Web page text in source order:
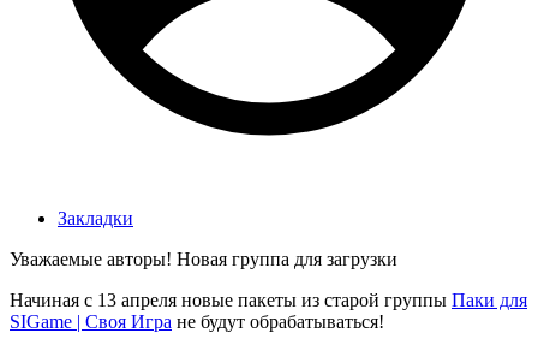
Закладки
Уважаемые авторы! Новая группа для загрузки
Начиная с 13 апреля новые пакеты из старой группы Паки для
SIGame | Своя Игра не будут обрабатываться!